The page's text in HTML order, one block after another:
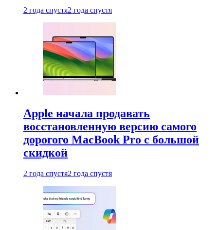
2 года спустя2 года спустя
Apple начала продавать
восстановленную версию самого
дорогого MacBook Pro с большой
скидкой
2 года спустя2 года спустя